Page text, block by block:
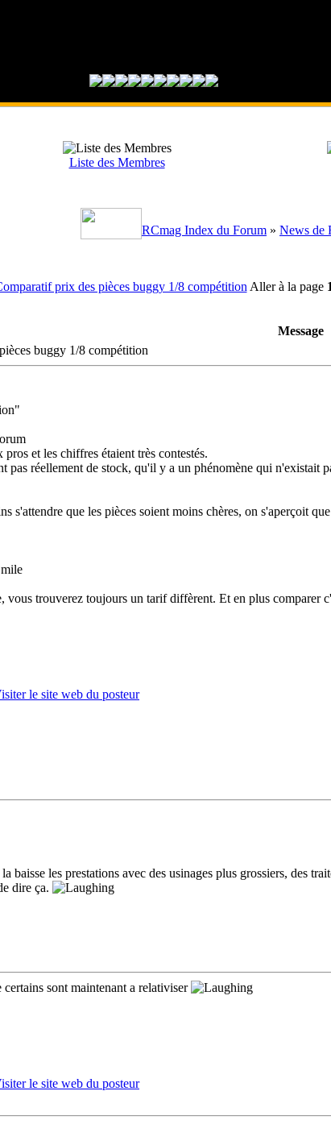
Liste des Membres
RCmag Index du Forum » News de
prix des pièces buggy 1/8 compétition Aller à la page
Message
buggy 1/8 compétition
et les chiffres étaient très contestés.
réellement de stock, qu'il y a un phénomène qui
que les pièces soient moins chères, on s'aperçoit
trouverez toujours un tarif diffèrent. Et en plus comparer
les prestations avec des usinages plus grossiers, des
dire ça.
sont maintenant a relativiser